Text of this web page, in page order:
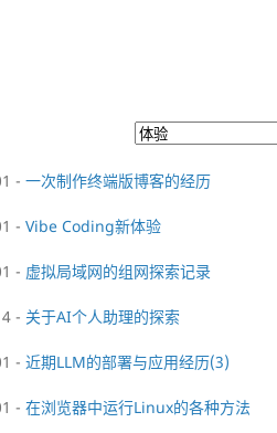
-一次制作终端版博客的经历
-Vibe Coding新体验
- 虚拟局域网的组网探索记录
- 关于AI个人助理的探索
-近期LLM的部署与应用经历(3)
-在浏览器中运行Linux的各种方法